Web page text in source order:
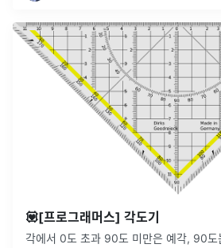
💟[프로그래머스] 각도기
각에서 0도 초과 90도 미만은 예각, 90